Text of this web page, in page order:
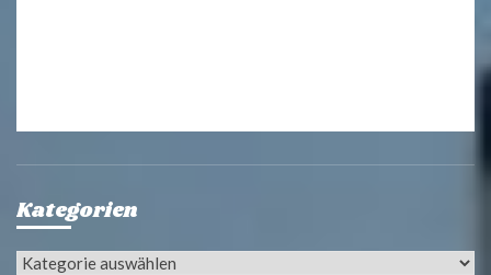
Kategorien
Kategorien